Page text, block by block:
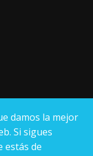
damos la mejor
Si sigues
estás de